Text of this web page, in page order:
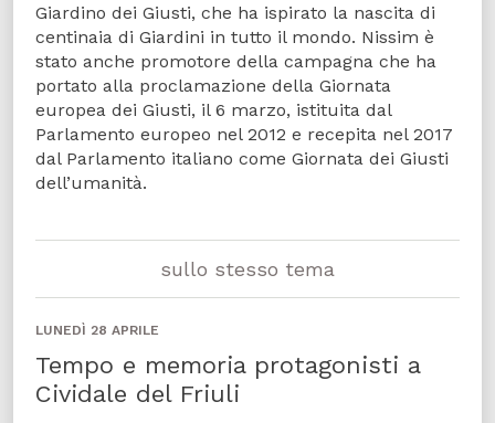
Giardino dei Giusti, che ha ispirato la nascita di
centinaia di Giardini in tutto il mondo. Nissim è
stato anche promotore della campagna che ha
portato alla proclamazione della Giornata
europea dei Giusti, il 6 marzo, istituita dal
Parlamento europeo nel 2012 e recepita nel 2017
dal Parlamento italiano come Giornata dei Giusti
dell’umanità.
sullo stesso tema
LUNEDÌ 28 APRILE
Tempo e memoria protagonisti a
Cividale del Friuli